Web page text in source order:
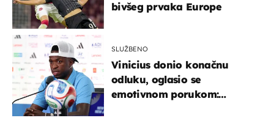
bivšeg prvaka Europe
SLUŽBENO
Vinicius donio konačnu
odluku, oglasio se
emotivnom porukom: